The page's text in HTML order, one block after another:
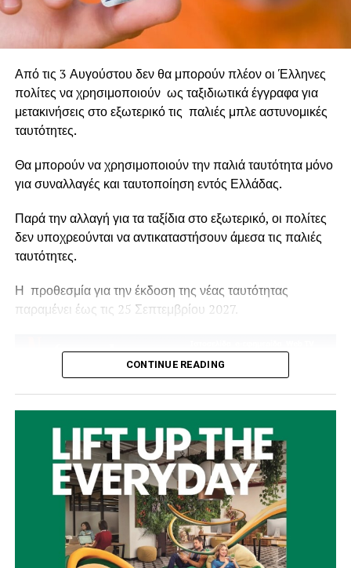
δοκιμάζονται στη χώρα μας, παρά το γεγονός ότι έχουμε
βιώσει τραγωδίες πρωτοφανούς έκτασης, οι οποίες
άφησαν βαθιά τραύματα στην κοινωνία. Αν δεν
δράση, οι εικόνες της καταστροφής θα συνεχίσουν να
επαναλαμβάνονται, κάθε καλοκαίρι, σε ζωντανή μετάδοση.
Από τις 3 Αυγούστου δεν θα μπορούν πλέον οι Έλληνες
πολίτες να χρησιμοποιούν ως ταξιδιωτικά έγγραφα για
μετακινήσεις στο εξωτερικό τις παλιές μπλε αστυνομικές
ταυτότητες.
Θα μπορούν να χρησιμοποιούν την παλιά ταυτότητα μόνο
για συναλλαγές και ταυτοποίηση εντός Ελλάδας.
Παρά την αλλαγή για τα ταξίδια στο εξωτερικό, οι πολίτες
δεν υποχρεούνται να αντικαταστήσουν άμεσα τις παλιές
ταυτότητες.
Η προθεσμία για την έκδοση της νέας ταυτότητας
παραμένει έως τις 25 Σεπτεμβρίου 2027.
CONTINUE READING